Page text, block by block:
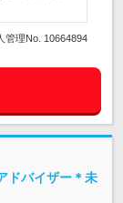
管理No. 10664894
ドバイザー＊未